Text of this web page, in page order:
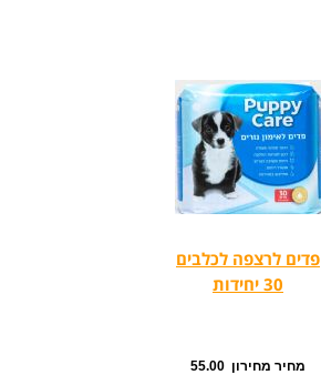
פדים לרצפה לכלבים
30 יחידות
מחיר מחירון 55.00